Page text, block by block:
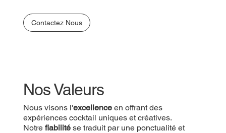
Contactez Nous
Nos Valeurs
Nous visons l'excellenceen offrant des
expériences cocktail uniques et créatives.
Notre fiabilité se traduit par une ponctualité et